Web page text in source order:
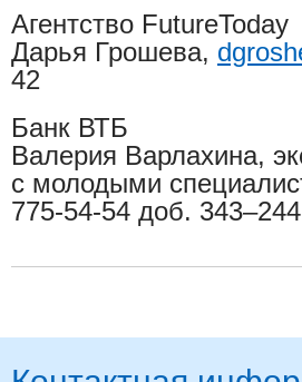
Агентство FutureToday
Дарья Грошева,
42
Банк ВТБ
Валерия Варлахина,
с молодыми
775-54-54 доб. 343–244